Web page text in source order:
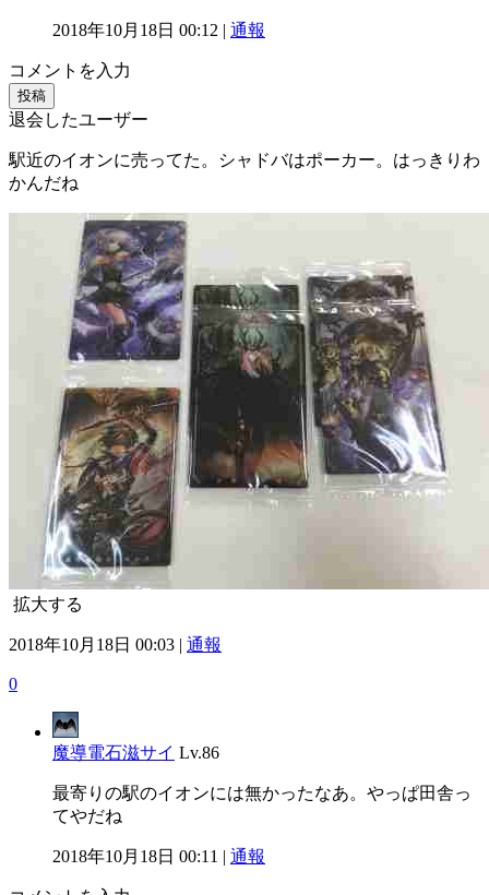
2018年10月18日 00:12 | 通報
コメントを入力
投稿
退会したユーザー
駅近のイオンに売ってた。シャドバはポーカー。はっきりわ
かんだね
拡大する
2018年10月18日 00:03 | 通報
0
魔導電石滋サイ Lv.86
最寄りの駅のイオンには無かったなあ。やっぱ田舎っ
てやだね
2018年10月18日 00:11 | 通報